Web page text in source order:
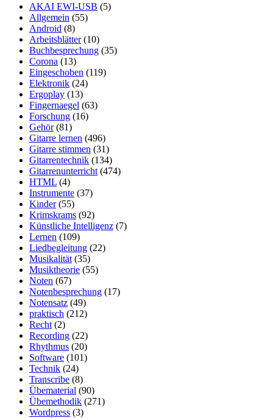
AKAI EWI-USB (5)
Allgemein (55)
Android (8)
Arbeitsblätter(10)
Buchbesprechung (35)
Corona (13)
Eingeschoben (119)
Elektronik (24)
Ergoplay (13)
Fingernaegel (63)
Forschung (16)
Gehör(81)
Gitarre lernen (496)
Gitarre stimmen (31)
Gitarrentechnik (134)
Gitarrenunterricht (474)
HTML (4)
Instrumente (37)
Kinder(55)
Krimskrams (92)
Künstliche Intelligenz (7)
Lernen (109)
Liedbegleitung (22)
Musikalität (35)
Musiktheorie (55)
Noten (67)
Notenbesprechung (17)
Notensatz (49)
praktisch (212)
Recht (2)
Recording (22)
Rhythmus (20)
Software (101)
Technik (24)
Transcribe (8)
Übematerial (90)
Übemethodik (271)
Wordpress (3)